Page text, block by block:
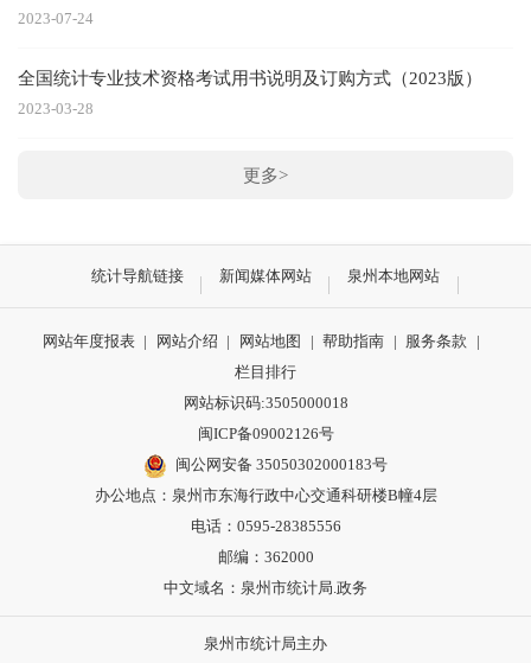
2023-07-24
全国统计专业技术资格考试用书说明及订购方式（2023版）
2023-03-28
更多>
统计导航链接 新闻媒体网站 泉州本地网站
网站年度报表 | 网站介绍 | 网站地图 | 帮助指南 | 服务条款
|
栏目排行
网站标识码:3505000018
闽ICP备09002126号
闽公网安备 35050302000183号
办公地点：泉州市东海行政中心交通科研楼B幢4层
电话：0595-28385556
邮编：362000
中文域名：泉州市统计局.政务
泉州市统计局主办